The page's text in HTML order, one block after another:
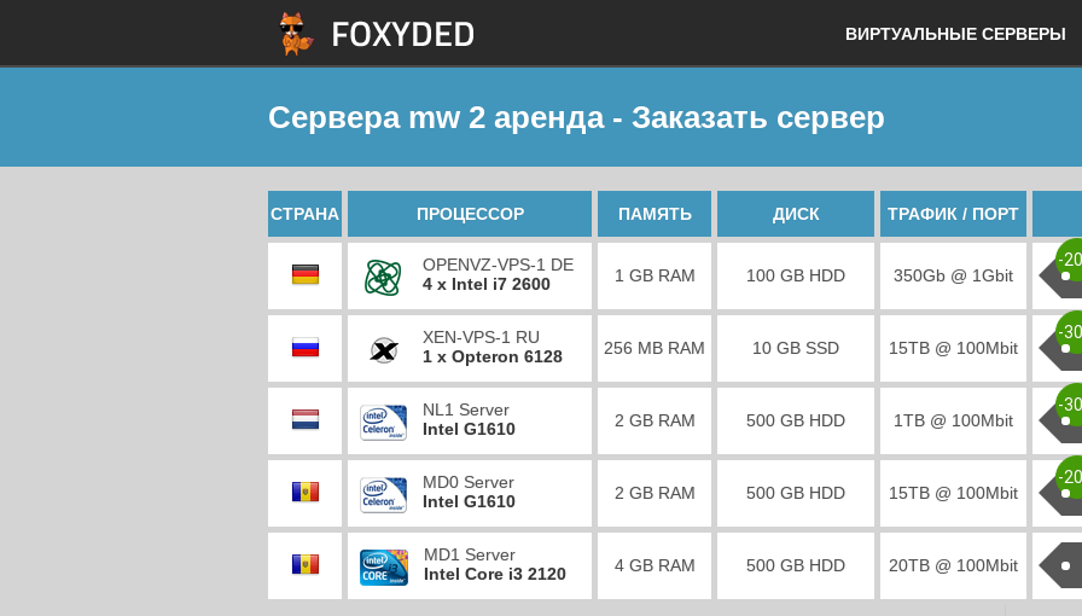
ВИРТУАЛЬНЫЕ СЕРВЕРЫ
Сервера mw 2 аренда - Заказать сервер
СТРАНА ПРОЦЕССОР ПАМЯТЬ ДИСК ТРАФИК / ПОРТ
OPENVZ-VPS-1 DE
4 x Intel i7 2600
1 GB RAM 100 GB HDD 350Gb @ 1Gbit
-
XEN-VPS-1 RU
1 x Opteron 6128
256 MB RAM 10 GB SSD 15TB @ 100Mbit
-
NL1 Server
Intel G1610
2 GB RAM 500 GB HDD 1TB @ 100Mbit
-
MD0 Server
Intel G1610
2 GB RAM 500 GB HDD 15TB @ 100Mbit
-
MD1 Server
Intel Core i3 2120
4 GB RAM 500 GB HDD 20TB @ 100Mbit